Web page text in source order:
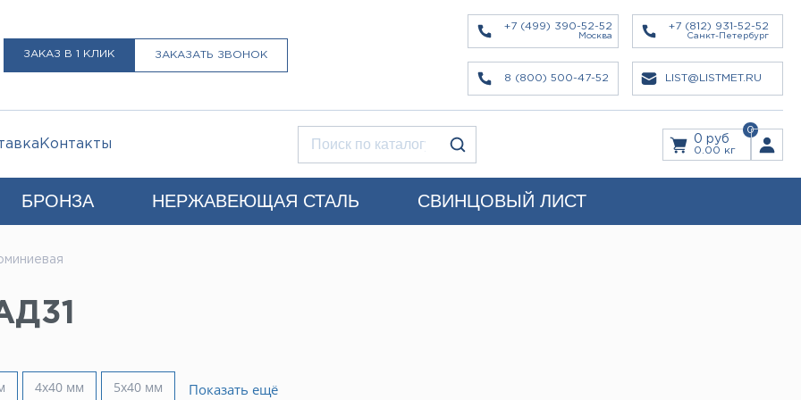
ЗАКАЗ В 1 КЛИК ЗАКАЗАТЬ ЗВОНОК
+7 (499) 390-52-52
Москва
+7 (812) 931-52-52
Санкт-Петербург
8 (800) 500-47-52 LIST@LISTMET.RU
Контакты
0
0 руб
0.00 кг
БРОНЗА НЕРЖАВЕЮЩАЯ СТАЛЬ СВИНЦОВЫЙ ЛИСТ
4х40 мм 5x40 мм Показать ещё